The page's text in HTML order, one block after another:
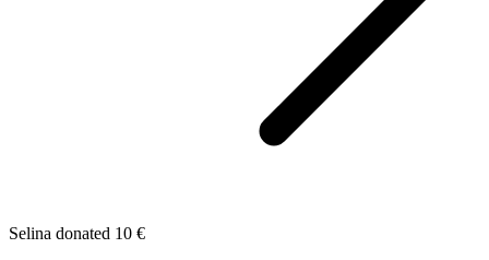
Selina donated 10 €